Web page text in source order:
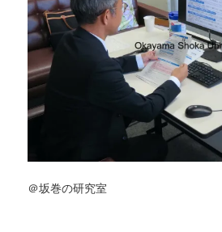
＠坂巻の研究室